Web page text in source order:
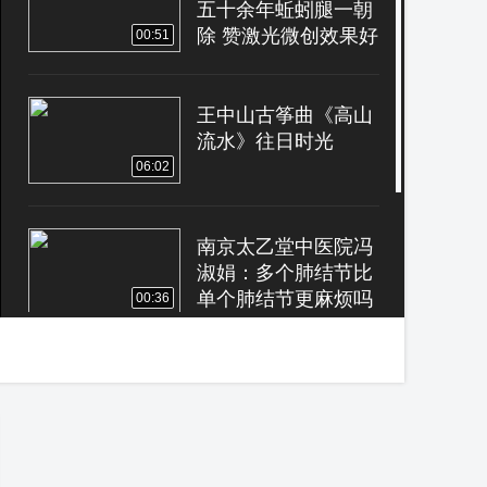
00:51
五十余年蚯蚓腿一朝
除 赞激光微创效果好
06:02
王中山古筝曲《高山
流水》往日时光
00:36
南京太乙堂中医院冯
淑娟：多个肺结节比
单个肺结节更麻烦吗
王中山古筝曲《满江